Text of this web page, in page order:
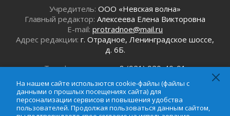
В музей всей семьёй
01 августа 2026
Без заявлений и очередей
01 августа 2026
Не женское это дело...уверены?
01 августа 2026
Все силы в кулак
01 августа 2026
Айда на пляж!
Учредитель: ООО «Невская волна»
Главный редактор: Алексеева Елена Викторовна
E-mail: protradnoe@mail.ru
Адрес редакции: г. Отрадное, Ленинградское шоссе,
д. 6Б.
Телефон редакции:8 (921) 920-40-91
protradnoe@mail.ru
Телефон рекламного отдела:8 (964) 331-96-31
Email:reklamaprotradnoe@mail.ru
На нашем сайте использются cookie-файлы (файлы с
данными о прошлых посещениях сайта) для
персонализации сервисов и повышения удобства
пользователей. Продолжая пользоваться данным сайтом,